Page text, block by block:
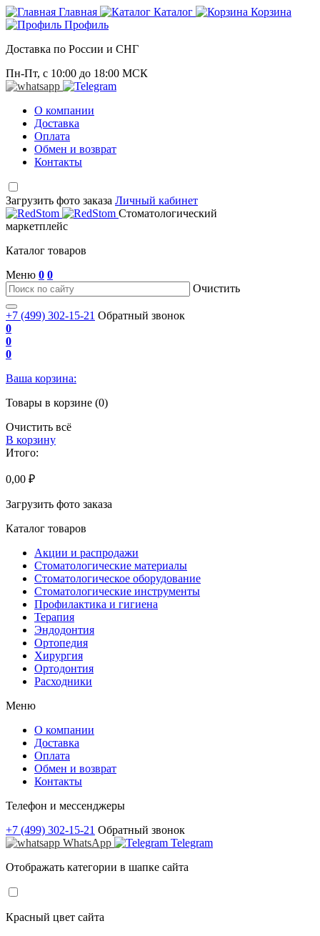
Главная Каталог
Корзина
Профиль
Доставка по России и СНГ
Пн-Пт, с 10:00 до 18:00 МСК
О компании
Доставка
Оплата
Обмен и возврат
Контакты
Загрузить фото заказа Личный кабинет
Стоматологический
маркетплейс
Каталог товаров
Меню 0 0
Очистить
+7 (499) 302-15-21 Обратный звонок
0
0
0
Ваша корзина:
Товары в корзине (0)
Очистить всё
В корзину
Итого:
0,00 ₽
Загрузить фото заказа
Каталог товаров
Акции и распродажи
Стоматологические материалы
Стоматологическое оборудование
Стоматологические инструменты
Профилактика и гигиена
Терапия
Эндодонтия
Ортопедия
Хирургия
Ортодонтия
Расходники
Меню
О компании
Доставка
Оплата
Обмен и возврат
Контакты
Телефон и мессенджеры
+7 (499) 302-15-21 Обратный звонок
WhatsApp
Telegram
Отображать категории в шапке сайта
Красный цвет сайта